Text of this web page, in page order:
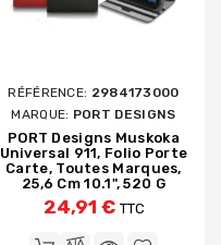
RÉFÉRENCE: 2984173000
MARQUE: PORT DESIGNS
PORT Designs Muskoka
Universal 911, Folio Porte
Carte, Toutes Marques,
25,6 Cm 10.1", 520 G
24,91 € TTC